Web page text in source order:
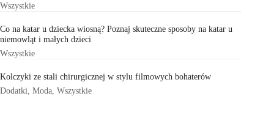
Wszystkie
Co na katar u dziecka wiosną? Poznaj skuteczne sposoby na katar u
niemowląt i małych dzieci
Wszystkie
Kolczyki ze stali chirurgicznej w stylu filmowych bohaterów
Dodatki Moda Wszystkie